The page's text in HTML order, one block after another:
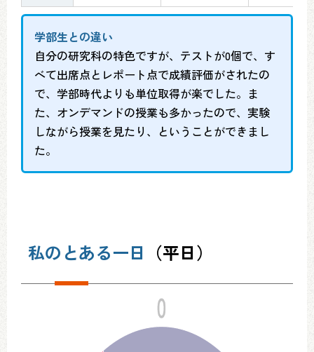
学部生との違い
自分の研究科の特色ですが、テストが0個で、す
べて出席点とレポート点で成績評価がされたの
で、学部時代よりも単位取得が楽でした。ま
た、オンデマンドの授業も多かったので、実験
しながら授業を見たり、ということができまし
た。
私のとある一日 （平日）